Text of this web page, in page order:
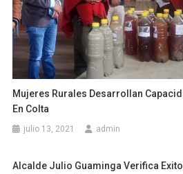
Mujeres Rurales Desarrollan
En Colta
julio 13, 2021 admin
Alcalde Julio Guaminga Verifica